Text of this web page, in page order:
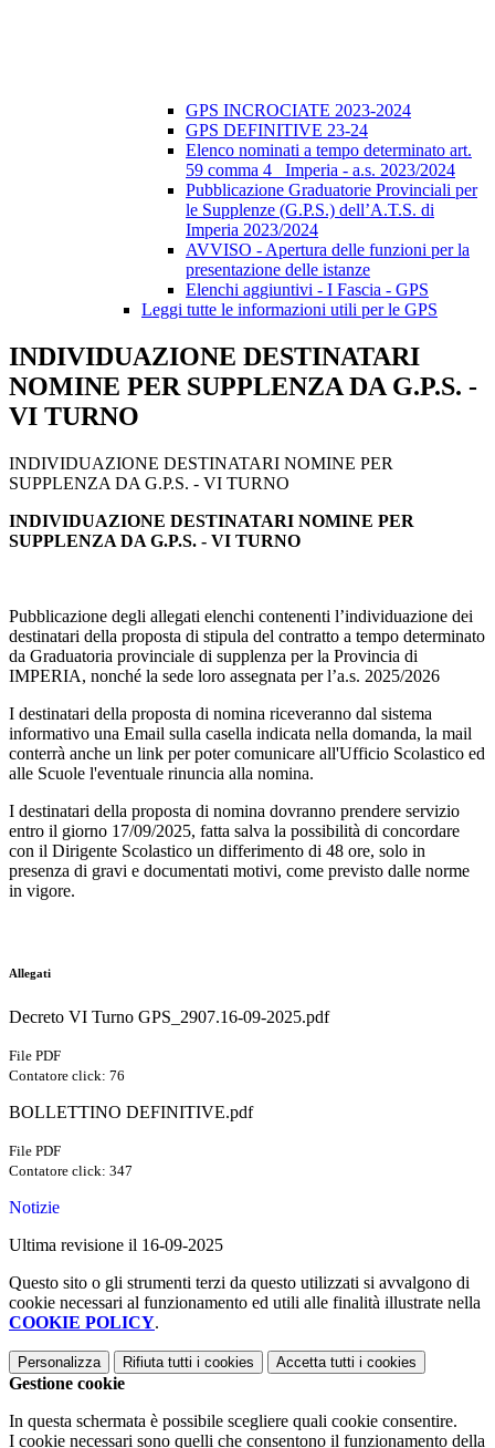
GPS INCROCIATE 2023-2024
GPS DEFINITIVE 23-24
Elenco nominati a tempo determinato art.
59 comma 4_ Imperia - a.s. 2023/2024
Pubblicazione Graduatorie Provinciali per
le Supplenze (G.P.S.) dell’A.T.S. di
Imperia 2023/2024
AVVISO - Apertura delle funzioni per la
presentazione delle istanze
Elenchi aggiuntivi - I Fascia - GPS
Leggi tutte le informazioni utili per le GPS
INDIVIDUAZIONE DESTINATARI
NOMINE PER SUPPLENZA DA G.P.S. -
VI TURNO
INDIVIDUAZIONE DESTINATARI NOMINE PER
SUPPLENZA DA G.P.S. - VI TURNO
INDIVIDUAZIONE DESTINATARI NOMINE PER
SUPPLENZA DA G.P.S. - VI TURNO
Pubblicazione degli allegati elenchi contenenti l’individuazione dei
destinatari della proposta di stipula del contratto a tempo determinato
da Graduatoria provinciale di supplenza per la Provincia di
IMPERIA, nonché la sede loro assegnata per l’a.s. 2025/2026
I destinatari della proposta di nomina riceveranno dal sistema
informativo una Email sulla casella indicata nella domanda, la mail
conterrà anche un link per poter comunicare all'Ufficio Scolastico ed
alle Scuole l'eventuale rinuncia alla nomina.
I destinatari della proposta di nomina dovranno prendere servizio
entro il giorno 17/09/2025, fatta salva la possibilità di concordare
con il Dirigente Scolastico un differimento di 48 ore, solo in
presenza di gravi e documentati motivi, come previsto dalle norme
in vigore.
Allegati
Decreto VI Turno GPS_2907.16-09-2025.pdf
File PDF
Contatore click: 76
BOLLETTINO DEFINITIVE.pdf
File PDF
Contatore click: 347
Notizie
Ultima revisione il 16-09-2025
Questo sito o gli strumenti terzi da questo utilizzati si avvalgono di
cookie necessari al funzionamento ed utili alle finalità illustrate nella
COOKIE POLICY.
Personalizza Rifiuta tutti i cookies Accetta tutti i cookies
Gestione cookie
In questa schermata è possibile scegliere quali cookie consentire.
I cookie necessari sono quelli che consentono il funzionamento della